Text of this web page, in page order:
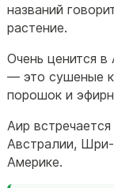
названий
растение.
Очень ценится
— это сушеные
порошок и
Аир
Австралии,
Америке.